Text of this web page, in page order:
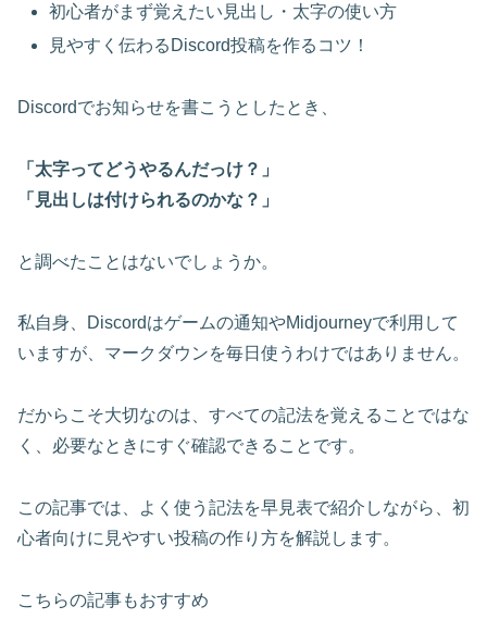
初心者がまず覚えたい見出し・太字の使い方
見やすく伝わるDiscord投稿を作るコツ！
Discordでお知らせを書こうとしたとき、
「太字ってどうやるんだっけ？」
「見出しは付けられるのかな？」
と調べたことはないでしょうか。
私自身、Discordはゲームの通知やMidjourneyで利用して
いますが、マークダウンを毎日使うわけではありません。
だからこそ大切なのは、すべての記法を覚えることではな
く、必要なときにすぐ確認できることです。
この記事では、よく使う記法を早見表で紹介しながら、初
心者向けに見やすい投稿の作り方を解説します。
こちらの記事もおすすめ